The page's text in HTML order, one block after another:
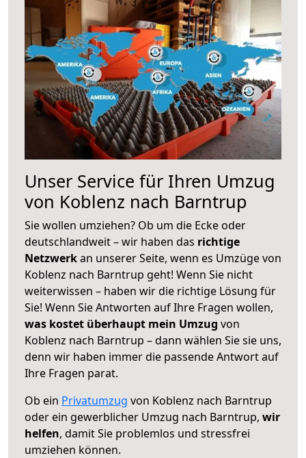
Unser Service für Ihren Umzug
von Koblenz nach Barntrup
Sie wollen umziehen? Ob um die Ecke oder
deutschlandweit – wir haben das richtige
Netzwerkan unserer Seite, wenn es Umzüge von
Koblenz nach Barntrup geht! Wenn Sie nicht
weiterwissen – haben wir die richtige Lösung für
Sie! Wenn Sie Antworten auf Ihre Fragen wollen,
was kostet überhaupt mein Umzug von
Koblenz nach Barntrup – dann wählen Sie sie uns,
denn wir haben immer die passende Antwort auf
Ihre Fragen parat.
Ob ein Privatumzug von Koblenz nach Barntrup
oder ein gewerblicher Umzug nach Barntrup, wir
helfen, damit Sie problemlos und stressfrei
umziehen können.